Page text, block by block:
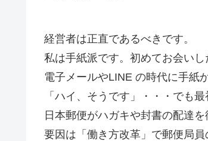
経営者は正直であるべきです。
私は手紙派です。初めてお会い
電子メールやLINE の時代に手紙
「ハイ、そうです」・・・でも
日本郵便がハガキや封書の配達
要因は「働き方改革」で郵便局員